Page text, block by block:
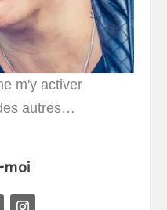
m'y activer
autres…
moi